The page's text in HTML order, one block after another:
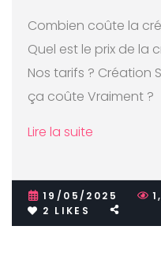
Combien coûte la
Quel est le prix de la
Nos tarifs ? Création
ça coûte Vraiment ?
Lire la suite
19/05/2025
2 LIKES